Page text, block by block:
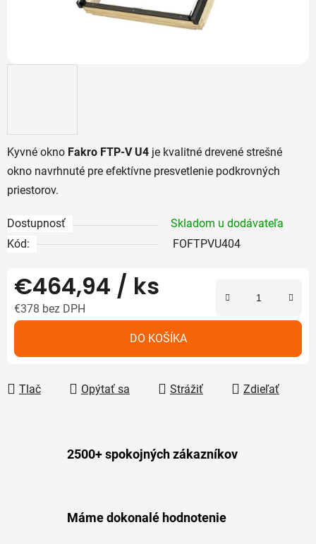
Kyvné okno Fakro FTP-V U4 je kvalitné drevené strešné
okno navrhnuté pre efektívne presvetlenie podkrovných
priestorov.
Dostupnosť
Skladom u dodávateľa
Kód:
FOFTPVU404
€464,94 / ks
€378 bez DPH
DO KOŠÍKA
Tlač Opýtať sa Strážiť Zdieľať
2500+ spokojných zákazníkov
Máme dokonalé hodnotenie